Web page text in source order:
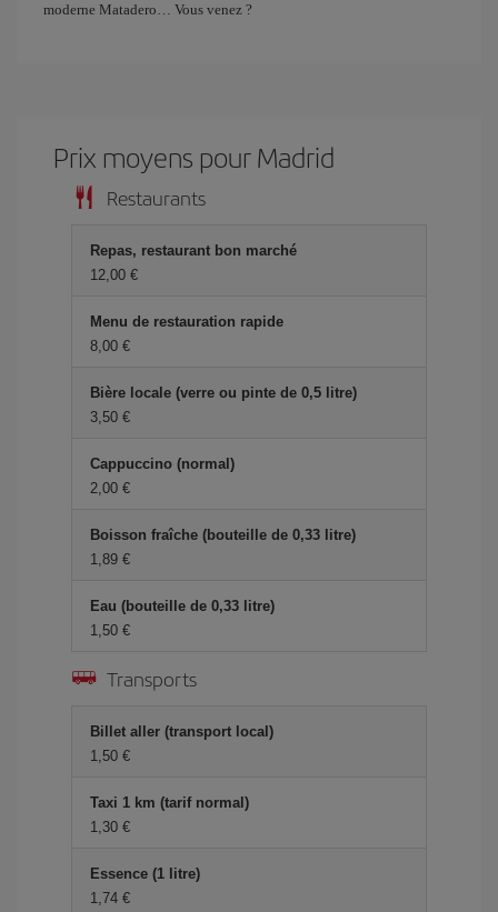
moderne Matadero… Vous venez ?
Prix ​​moyens pour Madrid
Restaurants
Repas, restaurant bon marché
12,00 €
Menu de restauration rapide
8,00 €
Bière locale (verre ou pinte de 0,5 litre)
3,50 €
Cappuccino (normal)
2,00 €
Boisson fraîche (bouteille de 0,33 litre)
1,89 €
Eau (bouteille de 0,33 litre)
1,50 €
Transports
Billet aller (transport local)
1,50 €
Taxi 1 km (tarif normal)
1,30 €
Essence (1 litre)
1,74 €